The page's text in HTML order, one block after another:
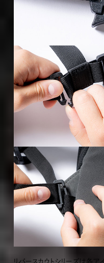
リバースカウトシリーズは各